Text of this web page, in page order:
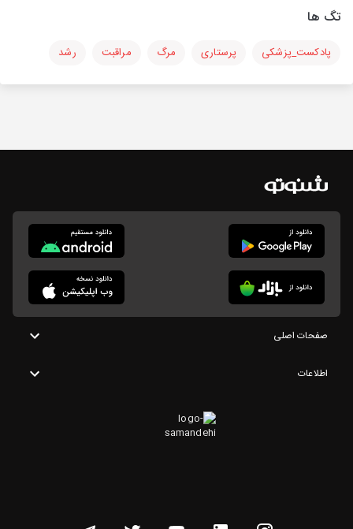
تگ ها
پادکست_پزشکی پرستاری مرگ مراقبت رشد
صفحات اصلی
اطلاعات